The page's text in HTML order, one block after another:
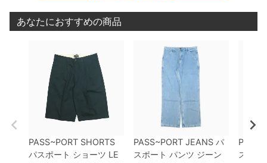
あなたにおすすめの商品
PASS~PORT SHORTS
パスポート ショーツ LE
PASS~PORT JEANS パ
スポート パンツ ジーン
スポー